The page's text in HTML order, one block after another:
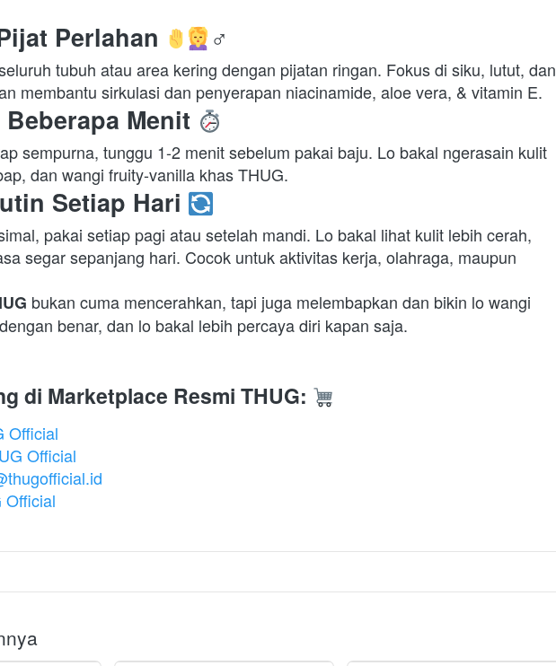
Perlahan ‍♂️
tubuh atau area kering dengan pijatan ringan. Fokus di siku, lutut, dan
membantu sirkulasi dan penyerapan niacinamide, aloe vera, & vitamin E.
Menit
sempurna, tunggu 1-2 menit sebelum pakai baju. Lo bakal ngerasain kulit
dan wangi fruity-vanilla khas THUG.
Setiap Hari
pakai setiap pagi atau setelah mandi. Lo bakal lihat kulit lebih cerah,
segar sepanjang hari. Cocok untuk aktivitas kerja, olahraga, maupun
bukan cuma mencerahkan, tapi juga melembapkan dan bikin lo wangi
benar, dan lo bakal lebih percaya diri kapan saja.
di Marketplace Resmi THUG:
Official
Official
Official